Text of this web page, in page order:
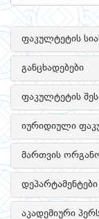
ფაკულტეტის
განცხადებები
ფაკულტეტის
იურიდიული
მართვის
დეპარტამენტები
აკადემიური